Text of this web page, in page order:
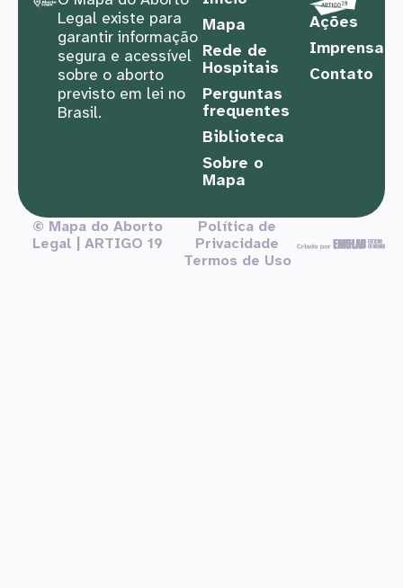
Legal existe para
garantir informação
segura e acessível
sobre o aborto
previsto em lei no
Brasil.
Mapa
Rede de
Hospitais
Perguntas
frequentes
Biblioteca
Sobre o
Mapa
Ações
Imprensa
Contato
© Mapa do Aborto
Legal | ARTIGO 19
Política de
Privacidade
Termos de Uso